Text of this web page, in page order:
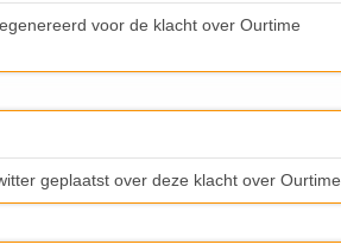
voor de klacht over Ourtime
geplaatst over deze klacht over Ourtime